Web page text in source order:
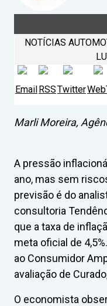
NOTÍCIAS
EmailRSSTwitter
Marli Moreira,
A pressão
ano, mas sem
previsão é do
consultoria
que a taxa de
meta oficial de
ao Consumidor
avaliação de
O economista